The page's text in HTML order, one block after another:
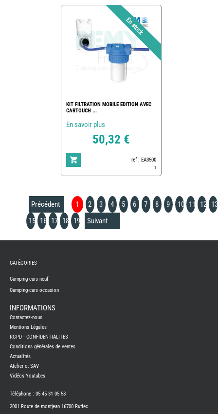
KIT FILTRATION MOBILE EDITION AVEC
CARTOUCH ...
En savoir plus
50,32 €
ref : EA3500
1
Précédent 1 2 3 4 5 6 7 8 9 10 11 12
13
15
16 17 18 19 Suivant
CAMPING-
NEUFS
CAMPING-
CAMPING-
BENIMAR
CAMPING-
CARADO
CAMPING-
ITINEO
CAMPING-
CATÉGORIES
Camping-cars neuf
Camping-cars occasion
INFORMATIONS
Contactez-nous
Mentions Légales
RGPD - CONFIDENTIALITES
Conditions générales de ventes
Actualités
Atelier et SAV
Vidéos Youtubes
Téléphone : 05 45 31 05 58
2001 Route de montjean 16700 Ruffec